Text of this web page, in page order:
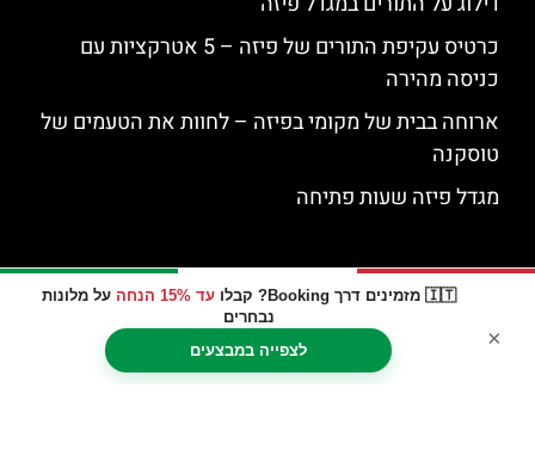
🇮🇹 מזמינים דרך Booking? קבלו עד 15% הנחה
על מלונות
נבחרים
לצפייה במבצעים
×
כרטיס עקיפת התורים של פיזה – 5 אטרקציות עם
כניסה מהירה
ארוחה בבית של מקומי בפיזה – לחוות את הטעמים של
טוסקנה
מגדל פיזה שעות פתיחה